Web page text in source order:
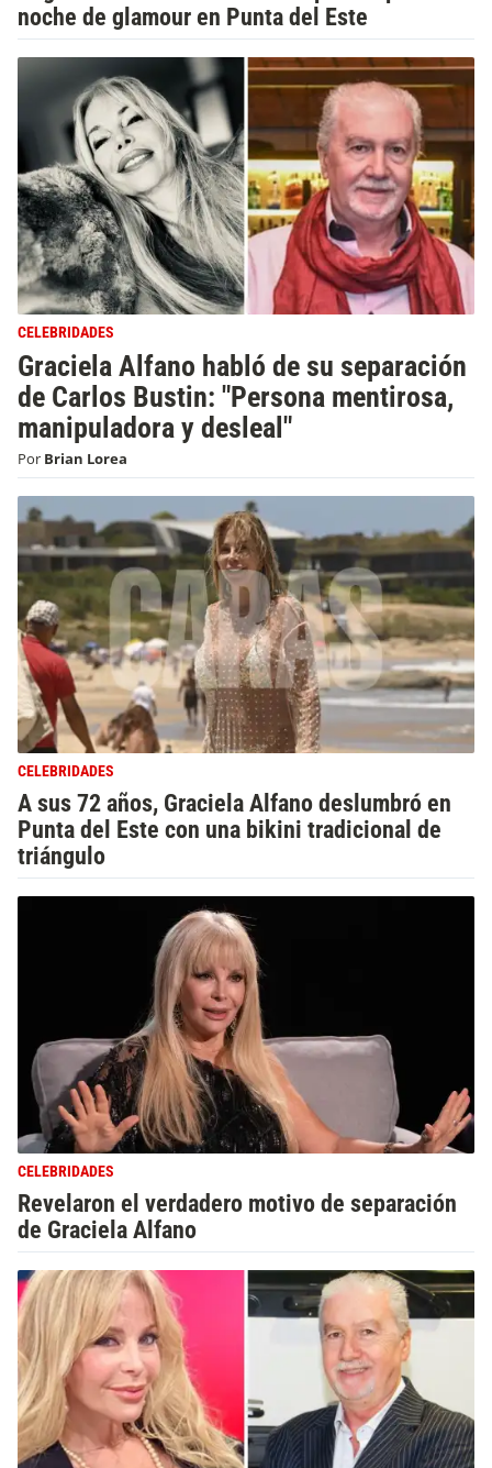
noche de glamour en Punta del Este
CELEBRIDADES
Graciela Alfano habló de su separación
de Carlos Bustin: "Persona mentirosa,
manipuladora y desleal"
Por Brian Lorea
CELEBRIDADES
A sus 72 años, Graciela Alfano deslumbró en
Punta del Este con una bikini tradicional de
triángulo
CELEBRIDADES
Revelaron el verdadero motivo de separación
de Graciela Alfano